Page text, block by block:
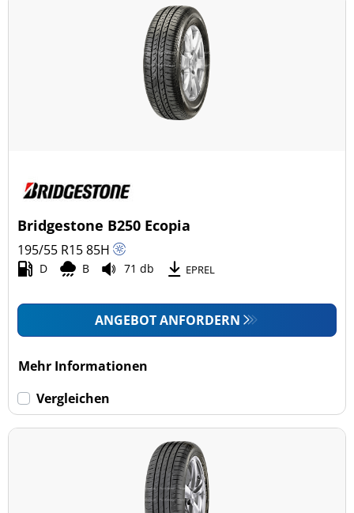
Bridgestone B250 Ecopia
195/55 R1585H
D B 71 db EPREL
ANGEBOT ANFORDERN
Mehr Informationen
Vergleichen